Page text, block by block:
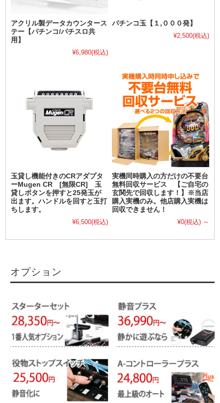
アクリル製データカウンタース
テー【パチンコ/パチスロ共
用】
¥6,980(税込)
パチンコ玉【１,０００発】
¥2,500(税込)
玉貸し機能付きのCRアダプタ
ーMugen CR [無限CR] 玉
貸しボタンを押すと25発玉が
出ます。ハンドルを回すと玉打
ちします。
¥6,500(税込)
実機同時購入の方だけの不要台
無料回収サービス 【ご自宅の
玄関先で回収します！】※当店
購入実機のみ。他店購入実機は
回収できません！
¥0(税込) ～
オプション